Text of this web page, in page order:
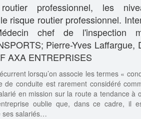
professionnel, les
risque routier professionnel.
chef de l'inspection
Pierre-Yves Laffargue,
AXA ENTREPRISES
lorsqu’on associe les termes «
de conduite est rarement considéré
en mission sur la route a tendance à
oublie que, dans ce cadre, il
ses salariés…